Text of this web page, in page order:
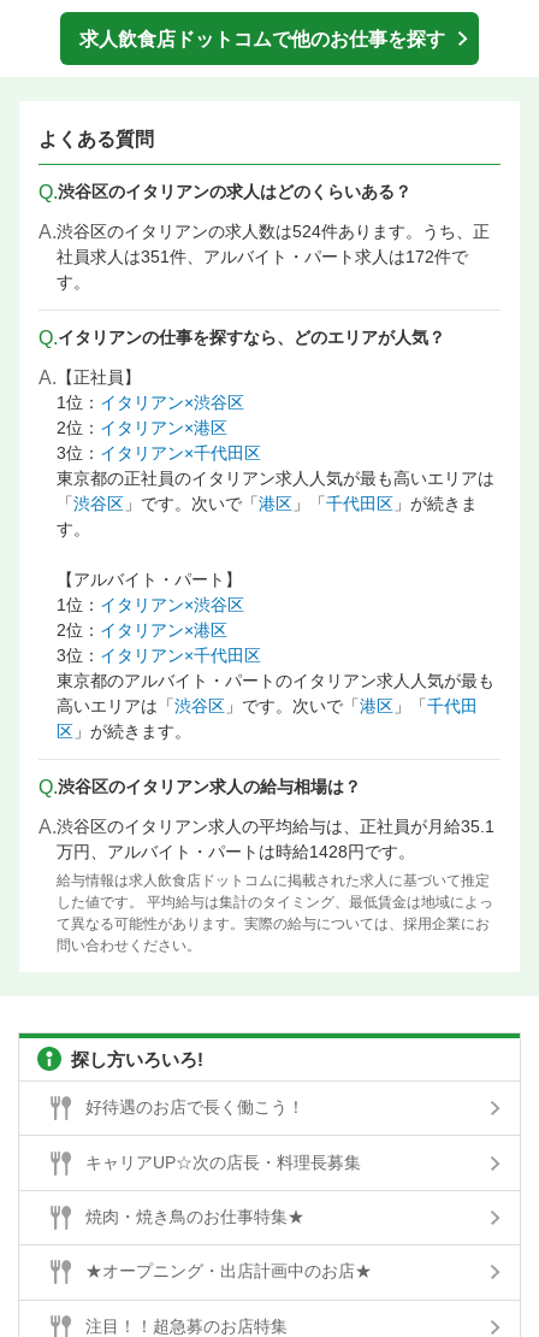
求人飲食店ドットコムで他のお仕事を探す
よくある質問
Q.渋谷区のイタリアンの求人はどのくらいある？
A.渋谷区のイタリアンの求人数は524件あります。うち、正
社員求人は351件、アルバイト・パート求人は172件で
す。
Q.イタリアンの仕事を探すなら、どのエリアが人気？
A. 【正社員】
1位： イタリアン×渋谷区
2位： イタリアン×港区
3位： イタリアン×千代田区
東京都の正社員のイタリアン求人人気が最も高いエリアは
「渋谷区 」です。次いで「港区 」「千代田区 」が続きま
す。
【アルバイト・パート】
1位： イタリアン×渋谷区
2位： イタリアン×港区
3位： イタリアン×千代田区
東京都のアルバイト・パートのイタリアン求人人気が最も
高いエリアは「渋谷区 」です。次いで「港区 」「千代田
区 」が続きます。
Q.渋谷区のイタリアン求人の給与相場は？
A.渋谷区のイタリアン求人の平均給与は、正社員が月給35.1
万円、アルバイト・パートは時給1428円です。
給与情報は求人飲食店ドットコムに掲載された求人に基づいて推定
した値です。 平均給与は集計のタイミング、最低賃金は地域によっ
て異なる可能性があります。実際の給与については、採用企業にお
問い合わせください。
探し方いろいろ!
好待遇のお店で長く働こう！
キャリアUP☆次の店長・料理長募集
焼肉・焼き鳥のお仕事特集★
★オープニング・出店計画中のお店★
注目！！超急募のお店特集